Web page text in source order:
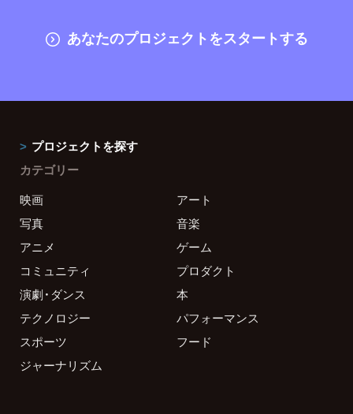
あなたのプロジェクトをスタートする
プロジェクトを探す
カテゴリー
映画
アート
写真
音楽
アニメ
ゲーム
コミュニティ
プロダクト
演劇・ダンス
本
テクノロジー
パフォーマンス
スポーツ
フード
ジャーナリズム